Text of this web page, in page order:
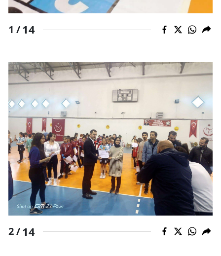
Uşak
Van
Zonguldak
Aksaray
Bayburt
Karaman
Kırıkkale
Batman
Şırnak
Bartın
Ardahan
1 /14
2 /14